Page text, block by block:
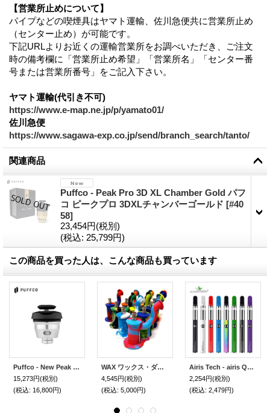
【営業所止めについて】
パイプなどの喫煙具はヤマト運輸、佐川急便共に営業所止め
（センター止め）が可能です。
下記URLよりお近くの運輸営業所をお調べいただき、ご注文
時の備考欄に「営業所止め希望」「営業所名」「センター番
号または営業所番号」をご記入下さい。
ヤマト運輸(代引き不可)
https://www.e-map.ne.jp/p/yamato01/
佐川急便
https://www.sagawa-exp.co.jp/send/branch_search/tanto/
関連商品
Puffco - Peak Pro 3D XL Chamber Gold パフ
コ ピークプロ 3DXLチャンバーゴールド [#40
58]
23,454円(税別)
(税込: 25,799円)
この商品を買った人は、こんな商品も買っています
Puffco - New Peak 3D Chamber パフコ ニューピーク3Dチャンバー
15,273円(税別)
(税込: 16,800円)
WAX ワックス・ダブ用 シリコンボング
4,545円(税別)
(税込: 5,000円)
Airis Tech - airis Quaser 【WAX ワックス 用ヴェポライザー】
2,254円(税別)
(税込: 2,479円)